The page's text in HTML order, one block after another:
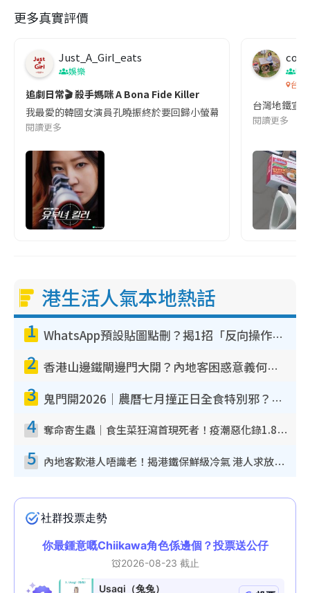
更多真實評價
Just_A_Girl_eats
娛樂
追劇日常🎬 殺手媽咪 A Bona Fide Killer
我最愛的韓國女演員孔曉振終於要回歸小螢幕啦!這次的劇本改編
閱讀更多
co
吹
台灣
台灣地鐵宣
閱讀更多
港生活人氣本地熱話
1 WhatsApp預設貼圖點刪？揭1招「反向操作」還原簡潔介面 附3步實測教學
2 香港山邊鐵閘邊門大開？內地客困惑意義何在！網民神回覆：呢種叫法理性防禦
3 鬼門開2026｜農曆七月撞正日全食特別邪？專家警告切忌做一事！揭4大禁忌+2招保平安
4 奪命寄生蟲｜食生菜狂瀉首現死者！疫潮惡化錄1.8萬宗病例 揭洗菜3大謬誤
5 內地客歎港人唔識老！揭港鐵保鮮級冷氣 港人求放過：咪投訴